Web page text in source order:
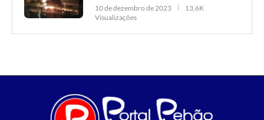
10 de dezembro de 2023
13,6K
Visualizações